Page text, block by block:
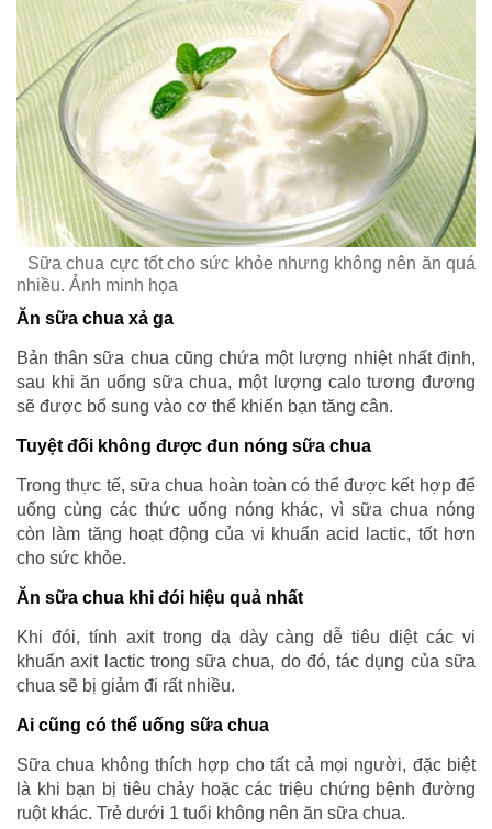
Sữa chua cực tốt cho sức khỏe nhưng không nên ăn quá
nhiều. Ảnh minh họa
Ăn sữa chua xả ga
Bản thân sữa chua cũng chứa một lượng nhiệt nhất định,
sau khi ăn uống sữa chua, một lượng calo tương đương
sẽ được bổ sung vào cơ thể khiến bạn tăng cân.
Tuyệt đối không được đun nóng sữa chua
Trong thực tế, sữa chua hoàn toàn có thể được kết hợp để
uống cùng các thức uống nóng khác, vì sữa chua nóng
còn làm tăng hoạt động của vi khuẩn acid lactic, tốt hơn
cho sức khỏe.
Ăn sữa chua khi đói hiệu quả nhất
Khi đói, tính axit trong dạ dày càng dễ tiêu diệt các vi
khuẩn axit lactic trong sữa chua, do đó, tác dụng của sữa
chua sẽ bị giảm đi rất nhiều.
Ai cũng có thể uống sữa chua
Sữa chua không thích hợp cho tất cả mọi người, đặc biệt
là khi bạn bị tiêu chảy hoặc các triệu chứng bệnh đường
ruột khác. Trẻ dưới 1 tuổi không nên ăn sữa chua.